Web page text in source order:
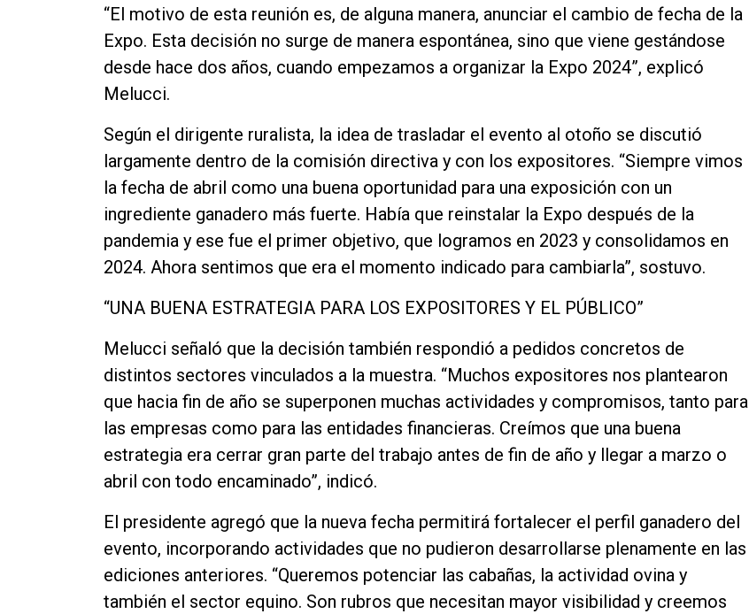
“El motivo de esta reunión es, de alguna manera, anunciar el cambio de fecha de la
Expo. Esta decisión no surge de manera espontánea, sino que viene gestándose
desde hace dos años, cuando empezamos a organizar la Expo 2024”, explicó
Melucci.
Según el dirigente ruralista, la idea de trasladar el evento al otoño se discutió
largamente dentro de la comisión directiva y con los expositores. “Siempre vimos
la fecha de abril como una buena oportunidad para una exposición con un
ingrediente ganadero más fuerte. Había que reinstalar la Expo después de la
pandemia y ese fue el primer objetivo, que logramos en 2023 y consolidamos en
2024. Ahora sentimos que era el momento indicado para cambiarla”, sostuvo.
“UNA BUENA ESTRATEGIA PARA LOS EXPOSITORES Y EL PÚBLICO”
Melucci señaló que la decisión también respondió a pedidos concretos de
distintos sectores vinculados a la muestra. “Muchos expositores nos plantearon
que hacia fin de año se superponen muchas actividades y compromisos, tanto para
las empresas como para las entidades financieras. Creímos que una buena
estrategia era cerrar gran parte del trabajo antes de fin de año y llegar a marzo o
abril con todo encaminado”, indicó.
El presidente agregó que la nueva fecha permitirá fortalecer el perfil ganadero del
evento, incorporando actividades que no pudieron desarrollarse plenamente en las
ediciones anteriores. “Queremos potenciar las cabañas, la actividad ovina y
también el sector equino. Son rubros que necesitan mayor visibilidad y creemos